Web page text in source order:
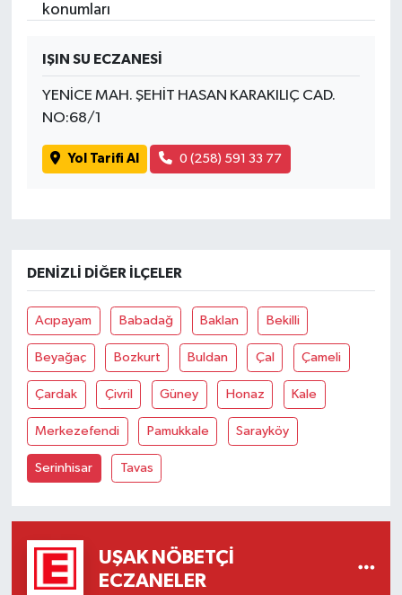
konumları
IŞIN SU ECZANESİ
YENİCE MAH. ŞEHİT HASAN KARAKILIÇ CAD.
NO:68/1
Yol Tarifi Al 0 (258) 591 33 77
DENIZLI DIĞER İLÇELER
Acıpayam Babadağ Baklan Bekilli
Beyağaç Bozkurt Buldan Çal Çameli
Çardak Çivril Güney Honaz Kale
Merkezefendi Pamukkale Sarayköy
Serinhisar Tavas
UŞAK NÖBETÇI
ECZANELER
SİYASET
SPOR
TEKNOLOJİ